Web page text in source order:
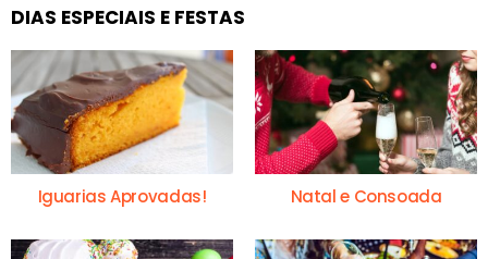
DIAS ESPECIAIS E FESTAS
Iguarias Aprovadas! Natal e Consoada